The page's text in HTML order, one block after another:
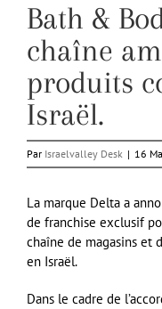
Bath &
chaîne
produits
Israël.
Par Israelvalley Desk | 16
La marque Delta a
de franchise exclusif
chaîne de magasins et
en Israël.
Dans le cadre de